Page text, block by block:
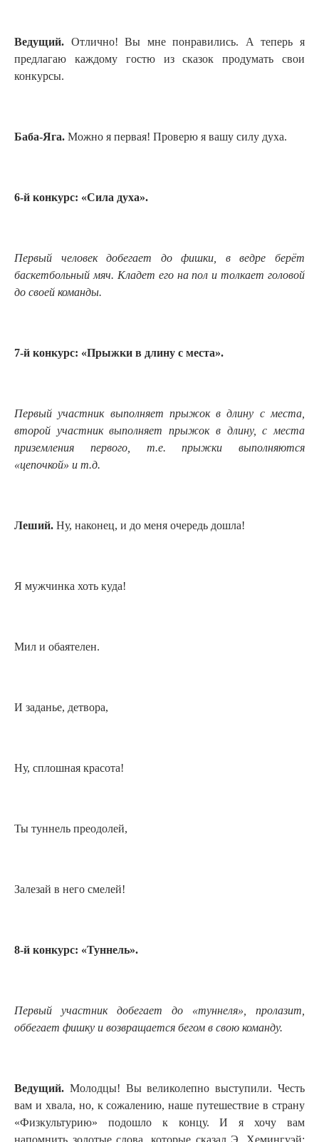
Ведущий. Отлично! Вы мне понравились. А теперь я
предлагаю каждому гостю из сказок продумать свои
конкурсы.
Баба-Яга. Можно я первая! Проверю я вашу силу духа.
6-й конкурс: «Сила духа».
Первый человек добегает до фишки, в ведре берёт
баскетбольный мяч. Кладет его на пол и толкает головой
до своей команды.
7-й конкурс: «Прыжки в длину с места».
Первый участник выполняет прыжок в длину с места,
второй участник выполняет прыжок в длину, с места
приземления первого, т.е. прыжки выполняются
«цепочкой» и т.д.
Леший. Ну, наконец, и до меня очередь дошла!
Я мужчинка хоть куда!
Мил и обаятелен.
И заданье, детвора,
Ну, сплошная красота!
Ты туннель преодолей,
Залезай в него смелей!
8-й конкурс: «Туннель».
Первый участник добегает до «туннеля», пролазит,
оббегает фишку и возвращается бегом в свою команду.
Ведущий. Молодцы! Вы великолепно выступили. Честь
вам и хвала, но, к сожалению, наше путешествие в страну
«Физкультурию» подошло к концу. И я хочу вам
напомнить золотые слова, которые сказал Э. Хемингуэй: